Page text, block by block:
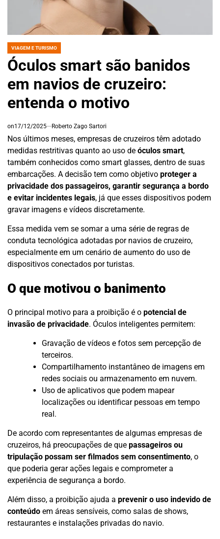
POSTED
VIAGEM E TURISMO
Óculos smart são banidos
em navios de cruzeiro:
entenda o motivo
on17/12/2025 Roberto Zago Sartori
Nos últimos meses, empresas de cruzeiros têm adotado
medidas restritivas quanto ao uso de óculos smart,
também conhecidos como smart glasses, dentro de suas
embarcações. A decisão tem como objetivo proteger a
privacidade dos passageiros, garantir segurança a bordo
e evitar incidentes legais, já que esses dispositivos podem
gravar imagens e vídeos discretamente.
Essa medida vem se somar a uma série de regras de
conduta tecnológica adotadas por navios de cruzeiro,
especialmente em um cenário de aumento do uso de
dispositivos conectados por turistas.
O que motivou o banimento
O principal motivo para a proibição é o potencial de
invasão de privacidade. Óculos inteligentes permitem:
Gravação de vídeos e fotos sem percepção de
terceiros.
Compartilhamento instantâneo de imagens em
redes sociais ou armazenamento em nuvem.
Uso de aplicativos que podem mapear
localizações ou identificar pessoas em tempo
real.
De acordo com representantes de algumas empresas de
cruzeiros, há preocupações de que passageiros ou
tripulação possam ser filmados sem consentimento, o
que poderia gerar ações legais e comprometer a
experiência de segurança a bordo.
Além disso, a proibição ajuda a prevenir o uso indevido de
conteúdo em áreas sensíveis, como salas de shows,
restaurantes e instalações privadas do navio.